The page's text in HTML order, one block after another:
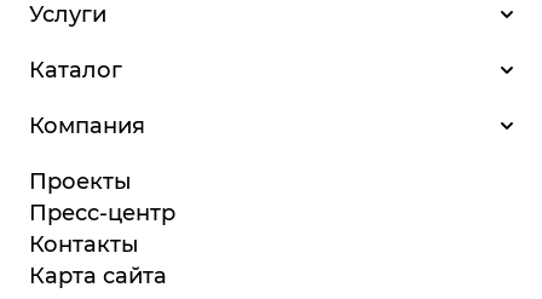
Услуги
Каталог
Компания
Проекты
Пресс-центр
Контакты
Карта сайта